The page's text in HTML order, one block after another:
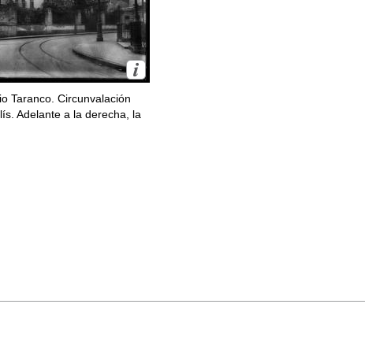
Taranco. Circunvalación
Adelante a la derecha, la